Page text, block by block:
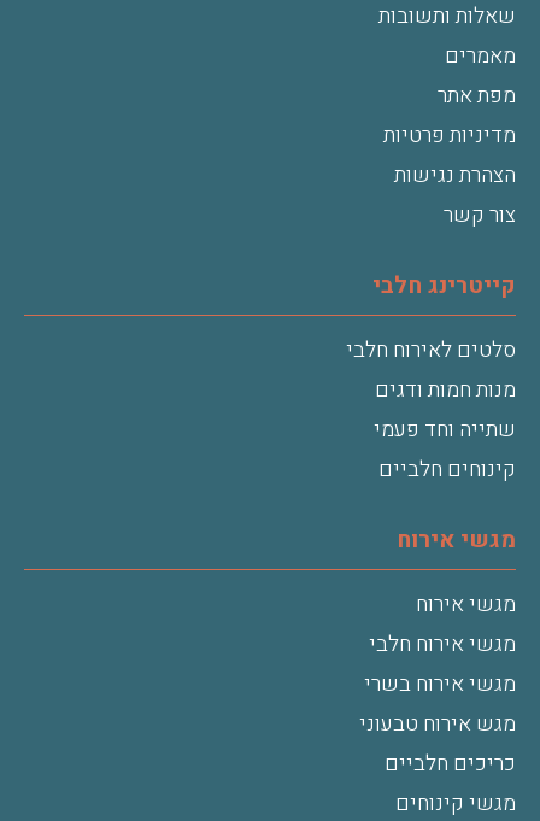
שאלות ותשובות
מאמרים
מפת אתר
מדיניות פרטיות
הצהרת נגישות
צור קשר
קייטרינג חלבי
סלטים לאירוח חלבי
מנות חמות ודגים
שתייה וחד פעמי
קינוחים חלביים
מגשי אירוח
מגשי אירוח
מגשי אירוח חלבי
מגשי אירוח בשרי
מגש אירוח טבעוני
כריכים חלביים
מגשי קינוחים